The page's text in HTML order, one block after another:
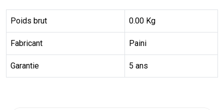
Poids brut 0.00 Kg
Fabricant Paini
Garantie 5 ans